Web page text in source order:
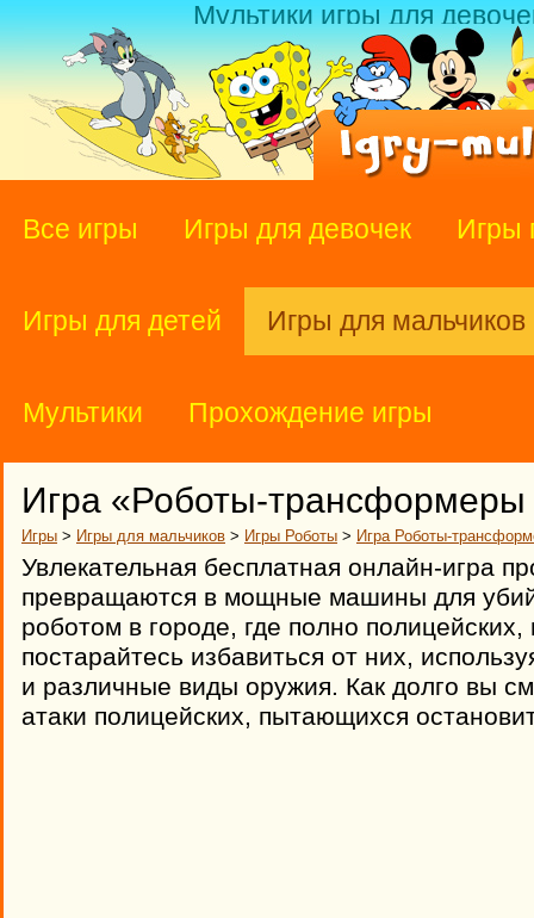
Мультики игры для
Все игры Игры для девочек Игры
Игры для детей Игры для мальчиков
Мультики Прохождение игры
Игра «Роботы-
Игры > Игры для мальчиков > Игры Роботы > Игра Роботы-
Увлекательная бесплатная онлайн-игра
превращаются в мощные машины для
роботом в городе, где полно
постарайтесь избавиться от них,
и различные виды оружия. Как долго вы
атаки полицейских, пытающихся